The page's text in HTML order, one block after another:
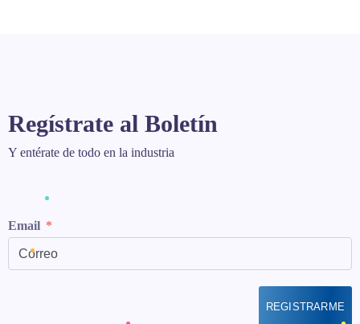
Regístrate al Boletín
Y entérate de todo en la industria
Email
REGISTRARME